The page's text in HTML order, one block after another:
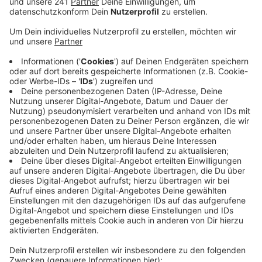
Zülpicher Straße, Teile des Stadtgartens sowie
der Rheinboulevard.
Veröffentlicht:Montag, 03.08.2020 07:20
Anzeige
In der Nacht von Samstag auf Sonntag sammelten
sich nach einem Gewitter rund 150 Menschen, die sich
zuvor auf dem Rheinboulevard aufgehalten hatten,
unter der Hohenzollernbrücke. Der Ordnungsdienst
löste die Ansammlung auf, da die Abstandsregeln
nicht eingehalten wurden. Bei den Räumungen waren
die meisten Leute aber kooperativ, heißt es von der
Polizei, aggressive Anfeindungen wie in der
Vergangenheit gab es so gut wie gar nicht. Insgesamt
rund 50 Platzverweise gegeben.